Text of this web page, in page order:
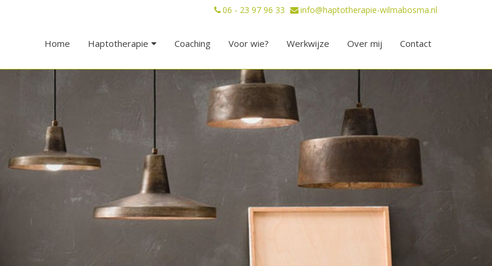
06 - 23 97 96 33 info@haptotherapie-wilmabosma.nl
Home Haptotherapie Coaching Voor wie? Werkwijze Over mij Contact